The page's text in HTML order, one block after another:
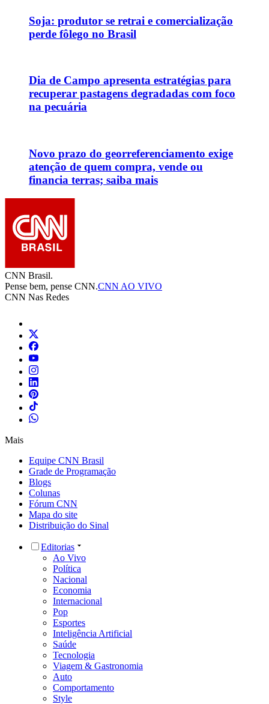
Soja: produtor se retrai e comercialização
perde fôlego no Brasil
Dia de Campo apresenta estratégias para
recuperar pastagens degradadas com foco
na pecuária
Novo prazo do georreferenciamento exige
atenção de quem compra, vende ou
financia terras; saiba mais
CNN Brasil.
Pense bem, pense CNN.CNN AO VIVO
CNN Nas Redes
Mais
Equipe CNN Brasil
Grade de Programação
Blogs
Colunas
Fórum CNN
Mapa do site
Distribuição do Sinal
Editorias
Ao Vivo
Política
Nacional
Economia
Internacional
Pop
Esportes
Inteligência Artificial
Saúde
Tecnologia
Viagem & Gastronomia
Auto
Comportamento
Style